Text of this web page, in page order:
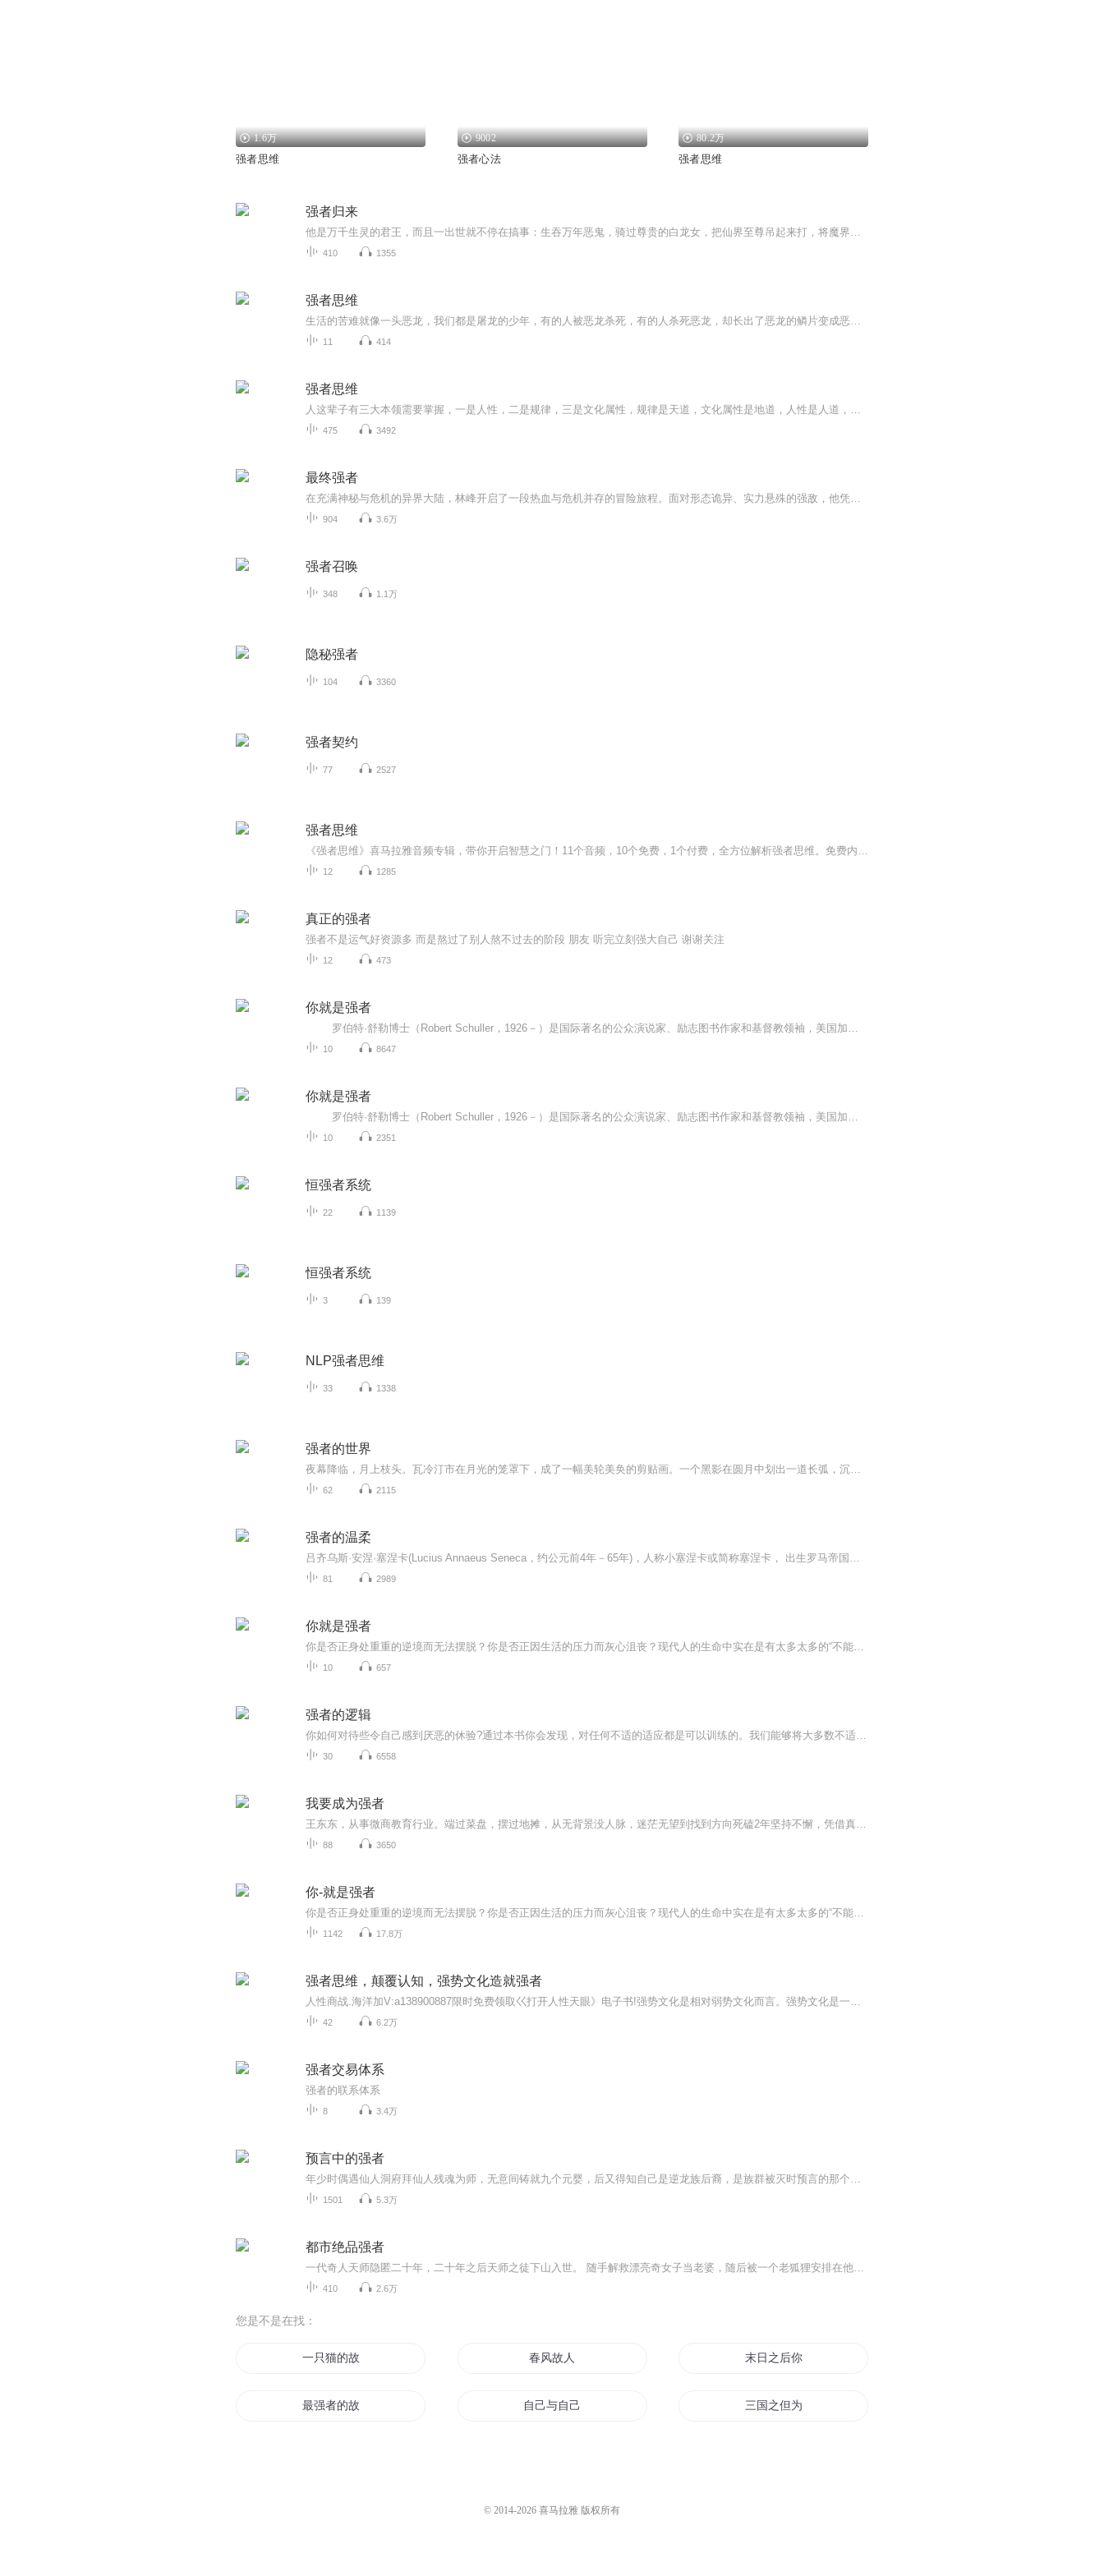
1.6万
强者思维
9002
强者心法
80.2万
强者思维
强者归来
他是万千生灵的君王，而且一出世就不停在搞事：生吞万年恶鬼，骑过尊贵的白龙女，把仙界至尊吊起来打，将魔界君主踩在脚下，调戏执法仙子都是等闲……而如今放弃一身荣誉，回到都市……陪你们装逼，扮猪吃老虎。 【购买须知】1、本作品为付费有声书，会员...
410 1355
强者思维
生活的苦难就像一头恶龙，我们都是屠龙的少年，有的人被恶龙杀死，有的人杀死恶龙，却长出了恶龙的鳞片变成恶龙。只有真正大智大勇的人，才能破除“屠龙少年终成恶龙”这个魔咒；才能在杀死恶龙之后，带着山洞里所有的财宝，来到一望无垠的辽阔平原，继续...
11 414
强者思维
人这辈子有三大本领需要掌握，一是人性，二是规律，三是文化属性，规律是天道，文化属性是地道，人性是人道，合力为天机！
475 3492
最终强者
在充满神秘与危机的异界大陆，林峰开启了一段热血与危机并存的冒险旅程。面对形态诡异、实力悬殊的强敌，他凭借自身的机智与顽强意志，屡次从生死边缘逆转命运。从一名懵懂的新手开始，他逐步掌握雷系法术，觉醒了隐藏职业，实力不断突破极限。在战斗中，...
904 3.6万
强者召唤
348 1.1万
隐秘强者
104 3360
强者契约
77 2527
强者思维
《强者思维》喜马拉雅音频专辑，带你开启智慧之门！11个音频，10个免费，1个付费，全方位解析强者思维。免费内容系统性强，标题引人入胜；付费音频深入剖析，10篇系统文章，助你成为强者！快来加入，一起解锁思维密码，成为人生赢家！思维提升强者之路
12 1285
真正的强者
强者不是运气好资源多 而是熬过了别人熬不过去的阶段 朋友 听完立刻强大自己 谢谢关注
12 473
你就是强者
罗伯特·舒勒博士（Robert Schuller，1926－）是国际著名的公众演说家、励志图书作家和基督教领袖，美国加州著名的水晶大教堂就是由他一手创建的。舒勒博士倡导 “可能性思维”理念，他以饱满的热情和充沛的活力激励了几代人。他是美国前总统...
10 8647
你就是强者
罗伯特·舒勒博士（Robert Schuller，1926－）是国际著名的公众演说家、励志图书作家和基督教领袖，美国加州著名的水晶大教堂就是由他一手创建的。舒勒博士倡导 “可能性思维”理念，他以饱满的热情和充沛的活力激励了几代人。他是美国前总统尼克松、福特、卡特、里根、布什、克林顿，以及现任总统乔治·布什的亲密朋友和心灵导师，同时还是更多普通人的知心朋友。舒勒博士著述颇丰，他创作了《谁说你不行！》、《多向思维的原动力》等30多部著作，很多著作被翻译成多种语言在...
10 2351
恒强者系统
22 1139
恒强者系统
3 139
NLP强者思维
33 1338
强者的世界
夜幕降临，月上枝头。瓦冷汀市在月光的笼罩下，成了一幅美轮美奂的剪贴画。一个黑影在圆月中划出一道长弧，沉重地落在楼顶的天台上。马路很安静，没有一辆车驶过。加上两边林立的楼房，整条街道就好像是一条长长的沟壑。“别跑！”“站住，别跑！”“臭小...
62 2115
强者的温柔
吕齐乌斯·安涅·塞涅卡(Lucius Annaeus Seneca，约公元前4年－65年)，人称小塞涅卡或简称塞涅卡， 出生罗马帝国西班牙行省科尔多瓦， 古罗马政治家、哲学家、悲剧作家、雄辩家、新斯多葛主义的代表， 著有《道德书简》。 塞涅卡在意大利罗马接受教育。曾...
81 2989
你就是强者
你是否正身处重重的逆境而无法摆脱？你是否正因生活的压力而灰心沮丧？现代人的生命中实在是有太多太多的“不能承受之重” 了。 在本书中，舒勒博士告诉我们，逆境并不可怕，正是各种备样的问题让我们拥有了成功的可能性。他用充满激情的语言、真实生动的故事帮助人们摆脱困境、找回自信、成为生活的强者。他的“可能性思维”理论帮助从总统到平民在内的千千万万的人走上下成功之路，获得了快乐和幸福。
10 657
强者的逻辑
你如何对待些令自己感到厌恶的休验?通过本书你会发现，对任何不适的适应都是可以训练的。我们能够将大多数不适的事情转变成一种习惯，在适应中改造它，在改造中让自己脱胎换骨。
30 6558
我要成为强者
王东东，从事微商教育行业。端过菜盘，摆过地摊，从无背景没人脉，迷茫无望到找到方向死磕2年坚持不懈，凭借真实，坚持，抓住移动互联网机遇，帮助服务影响千万微商人次,专注服务于一线拼搏的个人微商找到方向，实现自我价值。推动微商行业健康发展。并被...
88 3650
你-就是强者
你是否正身处重重的逆境而无法摆脱？你是否正因生活的压力而灰心沮丧？现代人的生命中实在是有太多太多的“不能承受之重” 了。作者舒勒博士告诉我们，逆境并不可怕，正是各种各样的问题让我们拥有了成功的可能性。他用充满激情的语言、真实生动的故事帮助...
1142 17.8万
强者思维，颠覆认知，强势文化造就强者
人性商战.海洋加V:a138900887限时免费领取巜打开人性天眼》电子书!强势文化是相对弱势文化而言。强势文化是一种植根于自力更生，自强不息，在事物规律内办事情的方法论。其要求以自然规律，社会规律为基础规范人的行为来做事情。人这辈子有三大本领需要掌...
42 6.2万
强者交易体系
强者的联系体系
8 3.4万
预言中的强者
年少时偶遇仙人洞府拜仙人残魂为师，无意间铸就九个元婴，后又得知自己是逆龙族后裔，是族群被灭时预言的那个人，九婴邪仙，龙逆九天，福兮祸兮，接下来看逆龙族少年一路开挂似的逆天崛起铸就他的传奇之路。喜欢的朋友可以订阅加关注多多评论每天都会爆更哦
1501 5.3万
都市绝品强者
一代奇人天师隐匿二十年，二十年之后天师之徒下山入世。 随手解救漂亮奇女子当老婆，随后被一个老狐狸安排在他女儿身边做贴身保镖…… 绝品高手，都市纵横，从这一刻，才刚刚开始……
410 2.6万
您是不是在找：
一只猫的故事 春风故人 末日之后你还能记得谁的故事
最强者的故事 自己与自己的故事 三国之但为君故
© 2014-2026 喜马拉雅 版权所有